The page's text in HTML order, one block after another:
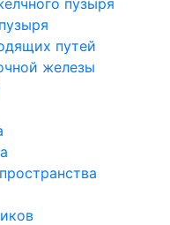
пузыря
путей
железы